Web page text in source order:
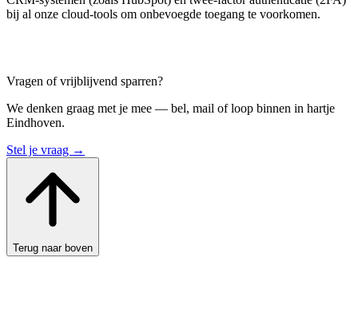
bij al onze cloud-tools om onbevoegde toegang te voorkomen.
Vragen of vrijblijvend sparren?
We denken graag met je mee — bel, mail of loop binnen in hartje
Eindhoven.
Stel je vraag →
Terug naar boven